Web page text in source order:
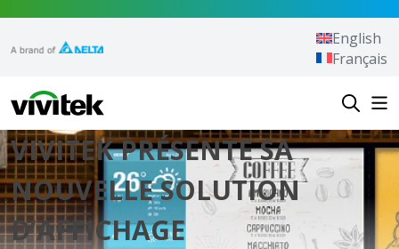
Vivitek
English
Français
VIVITEK PRÉSENTE SA
NOUVELLE SOLUTION
D’AFFICHAGE